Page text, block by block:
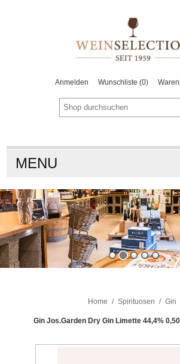
Anmelden Wunschliste (0)
MENU
Home / Spirituosen / Gin
Gin Jos.Garden Dry Gin Limette 44,4%